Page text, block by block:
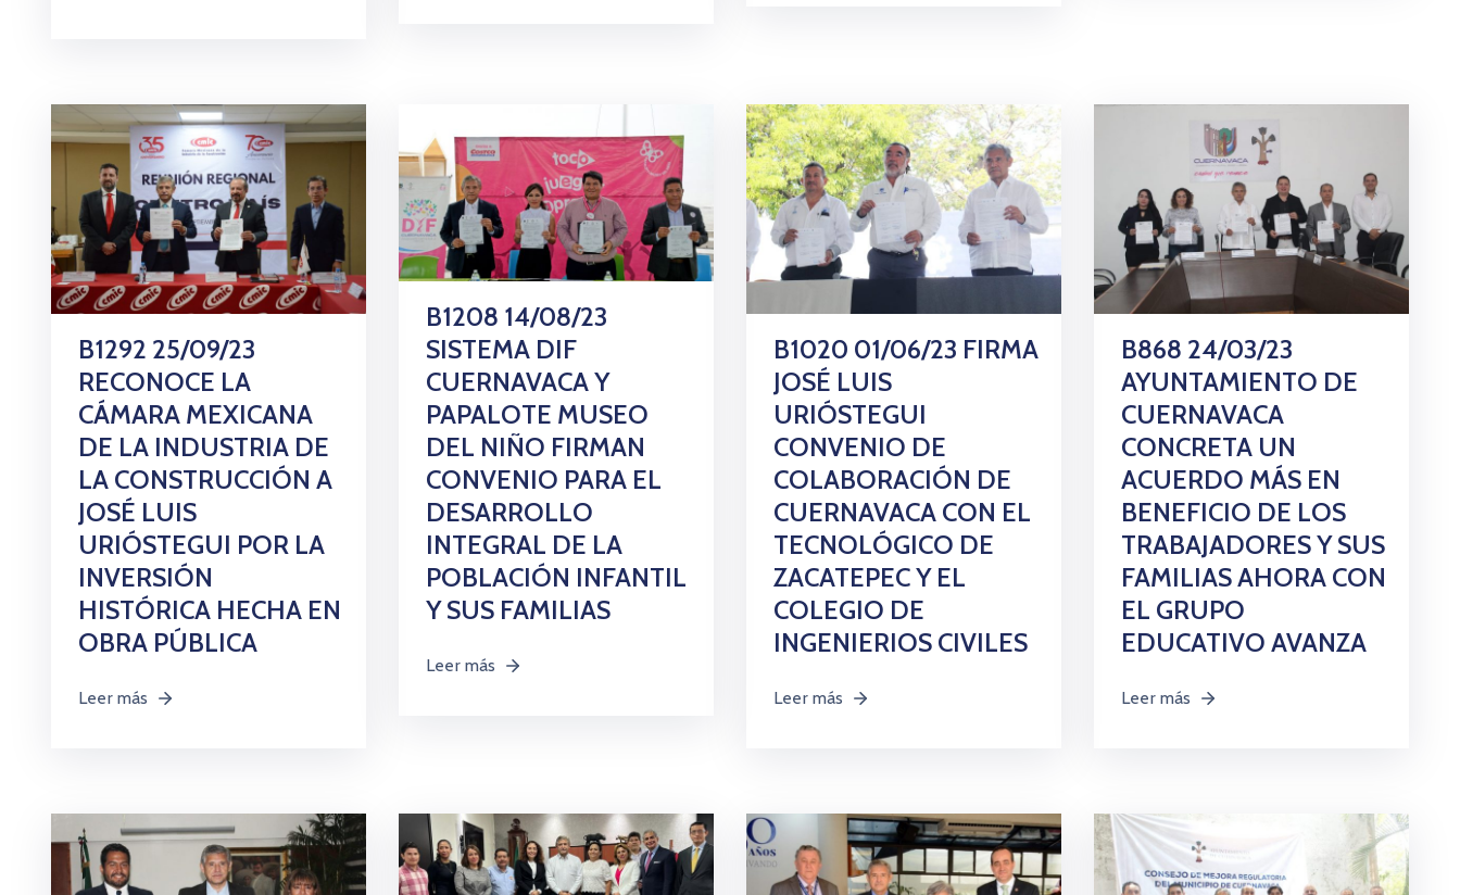
B1292 25/09/23
RECONOCE LA
CÁMARA MEXICANA
DE LA INDUSTRIA DE
LA CONSTRUCCIÓN A
JOSÉ LUIS
URIÓSTEGUI POR LA
INVERSIÓN
HISTÓRICA HECHA EN
OBRA PÚBLICA
Leer más
B1208 14/08/23
SISTEMA DIF
CUERNAVACA Y
PAPALOTE MUSEO
DEL NIÑO FIRMAN
CONVENIO PARA EL
DESARROLLO
INTEGRAL DE LA
POBLACIÓN INFANTIL
Y SUS FAMILIAS
Leer más
B1020 01/06/23 FIRMA
JOSÉ LUIS
URIÓSTEGUI
CONVENIO DE
COLABORACIÓN DE
CUERNAVACA CON EL
TECNOLÓGICO DE
ZACATEPEC Y EL
COLEGIO DE
INGENIERIOS CIVILES
Leer más
B868 24/03/23
AYUNTAMIENTO DE
CUERNAVACA
CONCRETA UN
ACUERDO MÁS EN
BENEFICIO DE LOS
TRABAJADORES Y SUS
FAMILIAS AHORA CON
EL GRUPO
EDUCATIVO AVANZA
Leer más